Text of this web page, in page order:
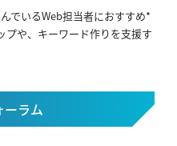
でいるWeb担当者におすすめ*
プや、キーワード作りを支援す
ーラム